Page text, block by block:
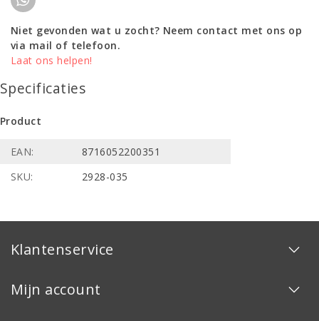
Niet gevonden wat u zocht? Neem contact met ons op
via mail of telefoon.
Laat ons helpen!
Specificaties
Product
EAN:
8716052200351
SKU:
2928-035
Klantenservice
Mijn account